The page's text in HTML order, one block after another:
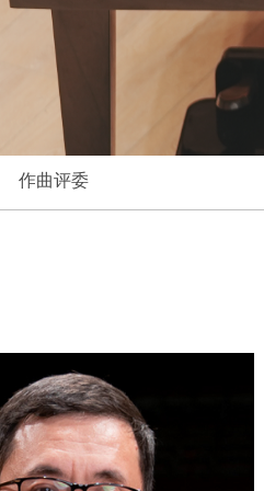
作曲评委